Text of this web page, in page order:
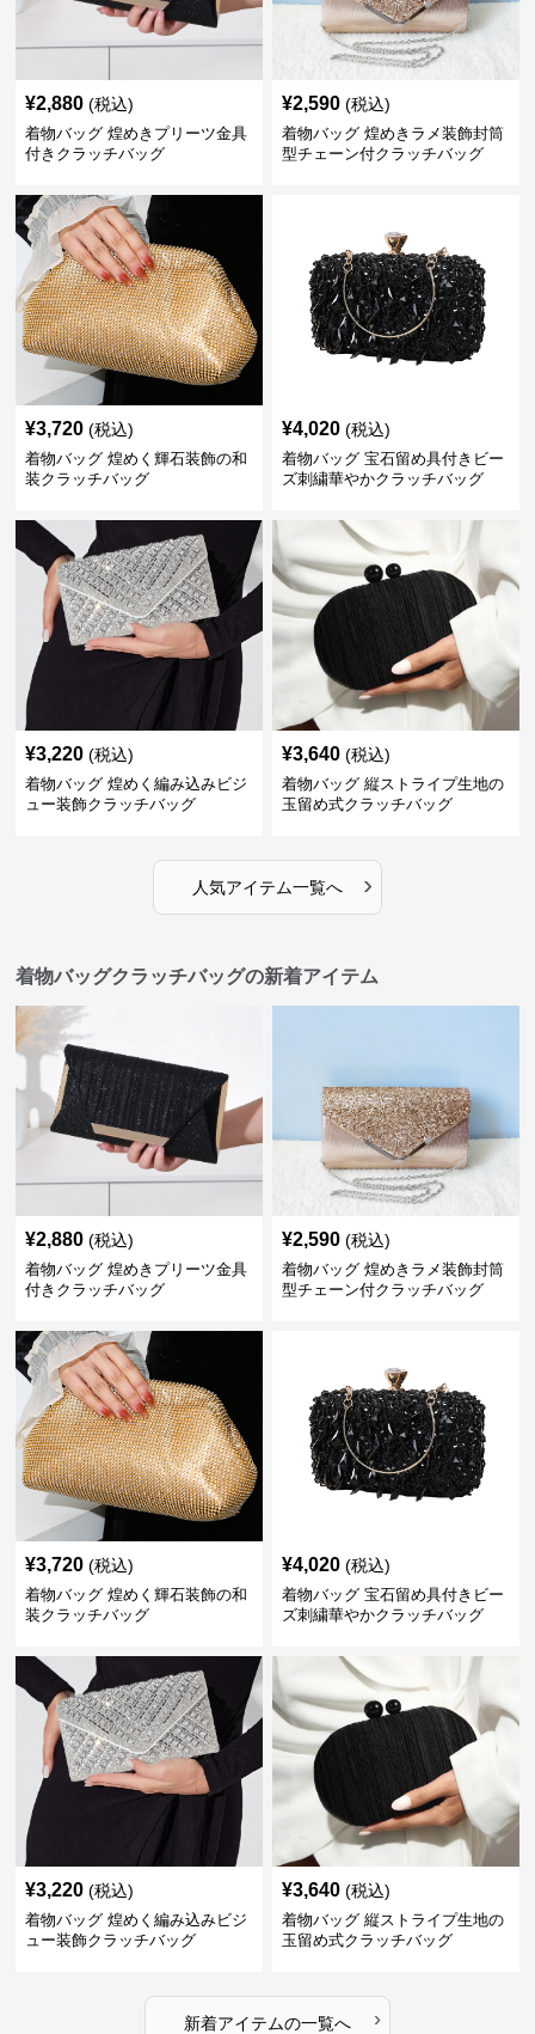
¥2,880 (税込)
着物バッグ 煌めきプリーツ金具
付きクラッチバッグ
¥2,590 (税込)
着物バッグ 煌めきラメ装飾封筒
型チェーン付クラッチバッグ
¥3,720 (税込)
着物バッグ 煌めく輝石装飾の和
装クラッチバッグ
¥4,020 (税込)
着物バッグ 宝石留め具付きビー
ズ刺繍華やかクラッチバッグ
¥3,220 (税込)
着物バッグ 煌めく編み込みビジ
ュー装飾クラッチバッグ
¥3,640 (税込)
着物バッグ 縦ストライプ生地の
玉留め式クラッチバッグ
人気アイテム一覧へ ›
着物バッグクラッチバッグの新着アイテム
¥2,880 (税込)
着物バッグ 煌めきプリーツ金具
付きクラッチバッグ
¥2,590 (税込)
着物バッグ 煌めきラメ装飾封筒
型チェーン付クラッチバッグ
¥3,720 (税込)
着物バッグ 煌めく輝石装飾の和
装クラッチバッグ
¥4,020 (税込)
着物バッグ 宝石留め具付きビー
ズ刺繍華やかクラッチバッグ
¥3,220 (税込)
着物バッグ 煌めく編み込みビジ
ュー装飾クラッチバッグ
¥3,640 (税込)
着物バッグ 縦ストライプ生地の
玉留め式クラッチバッグ
新着アイテムの一覧へ ›